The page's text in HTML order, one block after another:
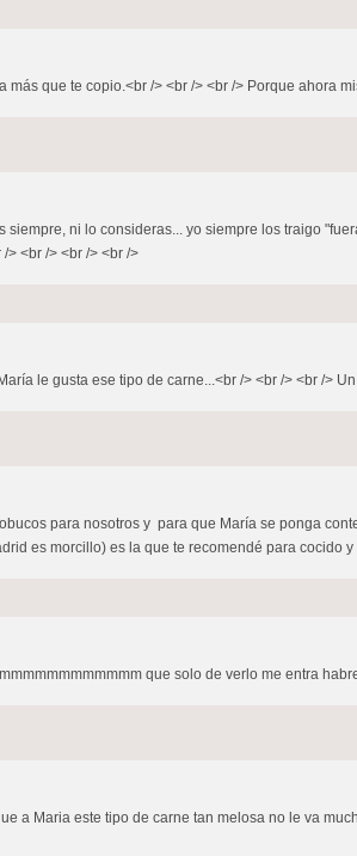
que te copio.<br /> <br /> <br /> Porque ahora
siempre, ni lo consideras... yo siempre los traigo
> <br /> <br /> <br />
le gusta ese tipo de carne...<br /> <br /> <br />
para nosotros y para que María se ponga
es morcillo) es la que te recomendé para cocido
que solo de verlo me entra
a Maria este tipo de carne tan melosa no le va